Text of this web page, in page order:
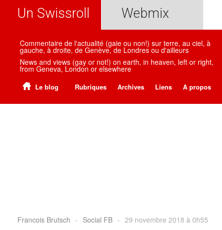
Un Swissroll Webmix
Commentaire de l'actualité (gaie ou non!) sur terre, au ciel, à
gauche, à droite, de Genève, de Londres ou d'ailleurs
News and views (gay or not!) on earth, in heaven, left or right,
from Geneva, London or elsewhere
Le blog Rubriques Archives Liens A propos
Francois Brutsch - Social FB - 29 novembre 2018 à 0h55